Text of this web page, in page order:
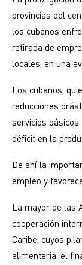
provincias del
los cubanos
retirada de
locales, en una
Los cubanos,
reducciones
servicios básicos
déficit en la
De ahí la
empleo y
La mayor de las
cooperación
Caribe, cuyos
alimentaria, el